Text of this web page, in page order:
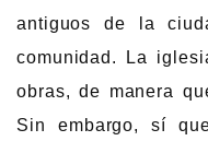
antiguos de la
comunidad. La
obras, de manera
Sin embargo, sí